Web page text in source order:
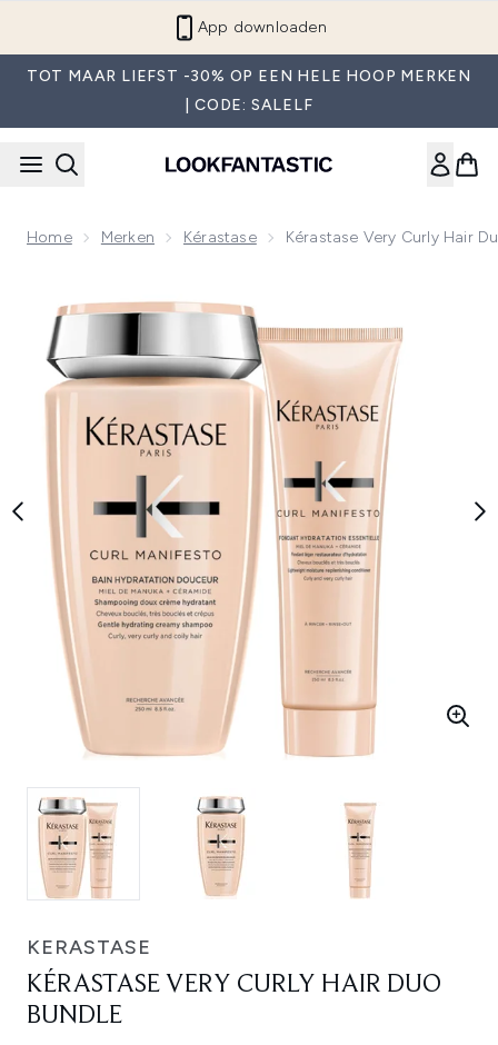
App downloaden
TOT MAAR LIEFST -30% OP EEN HELE HOOP MERKEN
| CODE: SALELF
Home Merken Kérastase Kérastase Very Curly Hair
KERASTASE
KÉRASTASE VERY CURLY HAIR DUO
BUNDLE